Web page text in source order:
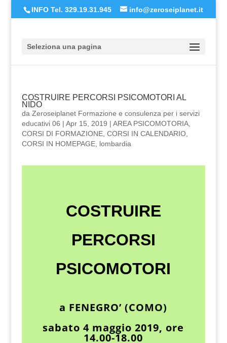
INFO Tel. 329.19.31.945 info@zeroseiplanet.it
Seleziona una pagina
COSTRUIRE PERCORSI PSICOMOTORI AL
NIDO
da Zeroseiplanet Formazione e consulenza per i servizi
educativi 06 | Apr 15, 2019 | AREA PSICOMOTORIA,
CORSI DI FORMAZIONE, CORSI IN CALENDARIO,
CORSI IN HOMEPAGE, lombardia
COSTRUIRE
PERCORSI
PSICOMOTORI
a FENEGRO’ (COMO)
sabato 4 maggio 2019, ore
14.00-18.00